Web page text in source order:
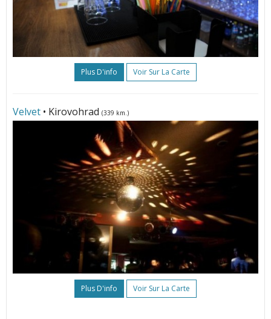
Plus D'info Voir Sur La Carte
Velvet • Kirovohrad (339 km.)
Plus D'info Voir Sur La Carte